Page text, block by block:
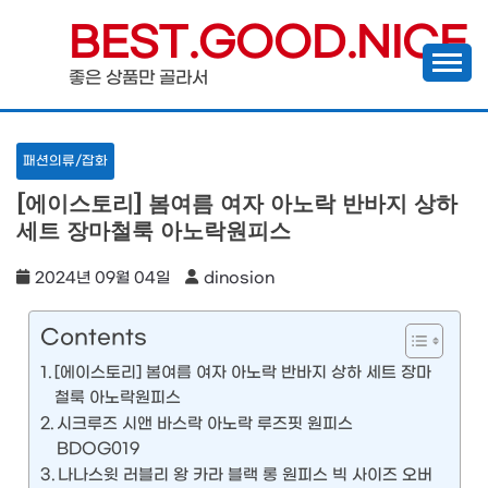
content
BEST.GOOD.NICE
좋은 상품만 골라서
패션의류/잡화
[에이스토리] 봄여름 여자 아노락 반바지 상하
세트 장마철룩 아노락원피스
2024년 09월 04일 dinosion
Contents
[에이스토리] 봄여름 여자 아노락 반바지 상하 세트 장마
철룩 아노락원피스
시크루즈 시앤 바스락 아노락 루즈핏 원피스
BDOG019
나나스윗 러블리 왕 카라 블랙 롱 원피스 빅 사이즈 오버